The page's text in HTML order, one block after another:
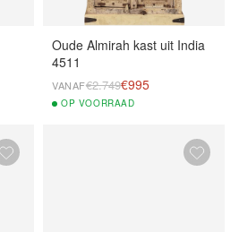
Oude Almirah kast uit India
4511
VANAF€2.749€995
OP VOORRAAD